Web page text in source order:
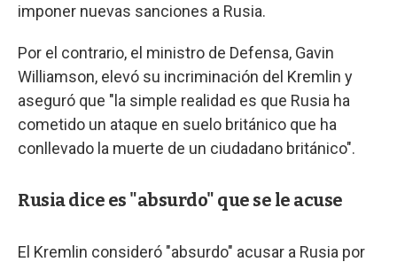
imponer nuevas sanciones a Rusia.
Por el contrario, el ministro de Defensa, Gavin
Williamson, elevó su incriminación del Kremlin y
aseguró que "la simple realidad es que Rusia ha
cometido un ataque en suelo británico que ha
conllevado la muerte de un ciudadano británico".
Rusia dice es "absurdo" que se le acuse
El Kremlin consideró "absurdo" acusar a Rusia por